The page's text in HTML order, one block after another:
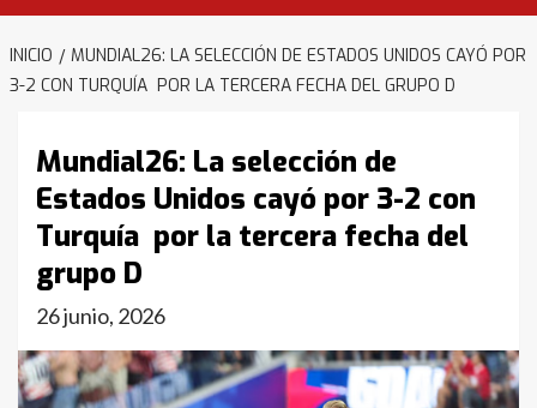
INICIO
MUNDIAL26: LA SELECCIÓN DE ESTADOS UNIDOS CAYÓ POR
3-2 CON TURQUÍA POR LA TERCERA FECHA DEL GRUPO D
Mundial26: La selección de
Estados Unidos cayó por 3-2 con
Turquía por la tercera fecha del
grupo D
26 junio, 2026